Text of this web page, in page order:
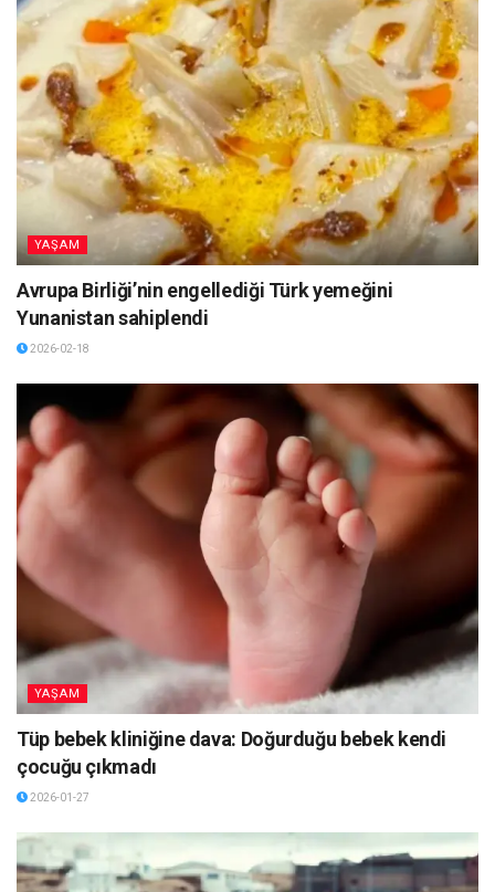
YAŞAM
Avrupa Birliği’nin engellediği Türk yemeğini
Yunanistan sahiplendi
2026-02-18
YAŞAM
Tüp bebek kliniğine dava: Doğurduğu bebek kendi
çocuğu çıkmadı
2026-01-27